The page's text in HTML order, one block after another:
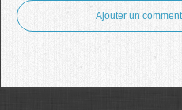
Ajouter un